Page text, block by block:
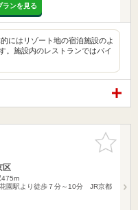
ランを見る
にはリゾート地の宿泊施設のよ
。施設内のレストランではバイ
お気に入
りに追加
区
475m
園駅より徒歩７分～10分 JR京都